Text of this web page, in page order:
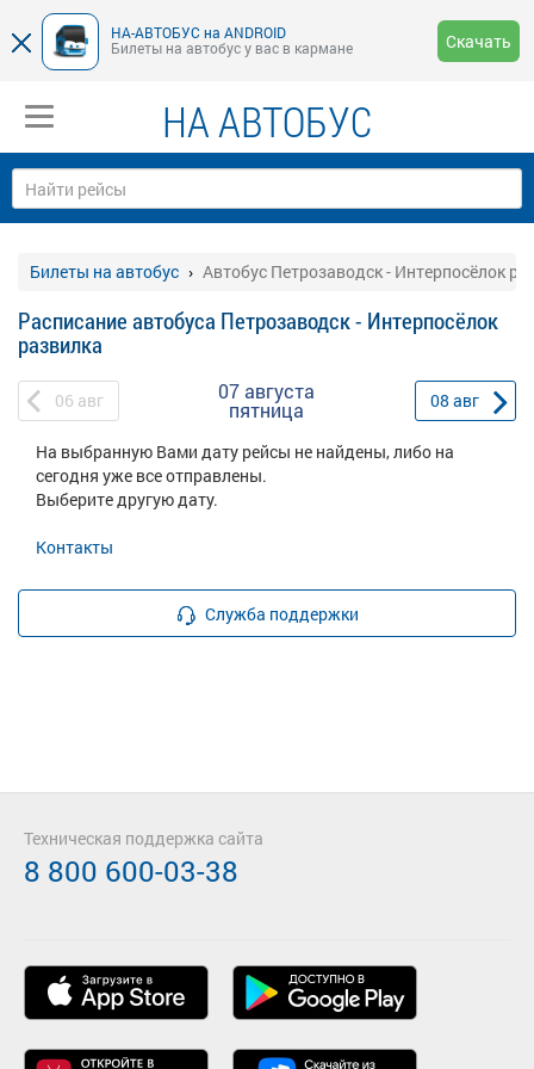
НА-АВТОБУС на ANDROID
Билеты на автобус у вас в кармане
Скачать
НА АВТОБУС
Билеты на автобус Автобус Петрозаводск - Интерпосёлок
Расписание автобуса Петрозаводск - Интерпосёлок
развилка
06 авг 07 августа
пятница 08 авг
На выбранную Вами дату рейсы не найдены, либо на
сегодня уже все отправлены.
Выберите другую дату.
Контакты
Служба поддержки
Техническая поддержка сайта
8 800 600-03-38